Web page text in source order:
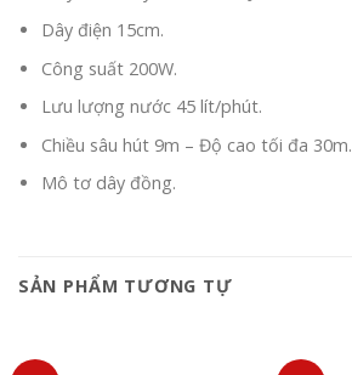
Dây điện 15cm.
Công suất 200W.
Lưu lượng nước 45 lít/phút.
Chiều sâu hút 9m – Độ cao tối đa 30m.
Mô tơ dây đồng.
SẢN PHẨM TƯƠNG TỰ